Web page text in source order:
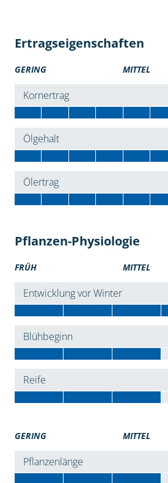
Ertragseigenschaften
GERING MITTEL
Kornertrag
Ölgehalt
Ölertrag
Pflanzen-Physiologie
FRÜH MITTEL
Entwicklung vor Winter
Blühbeginn
Reife
GERING MITTEL
Pflanzenlänge